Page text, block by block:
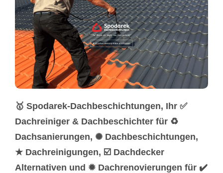
🥇 Spodarek-Dachbeschichtungen, Ihr ✅
Dachreiniger & Dachbeschichter für ♻
Dachsanierungen, ✺ Dachbeschichtungen,
★ Dachreinigungen, ☑️ Dachdecker
Alternativen und ✹ Dachrenovierungen für ✔️